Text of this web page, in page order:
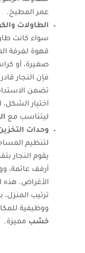
عمر المطبخ.
الطاولات
سواء كانت
قهوة لغرفة
صغيرة، أو
فإن النجار
تضمن
اختيار
ليتناسب مع
وحدات
لتنظيم
يقوم النجار
أرفف عائمة،
الأغراض. هذه
ترتيب
ووظيفية
خشب مميزة.